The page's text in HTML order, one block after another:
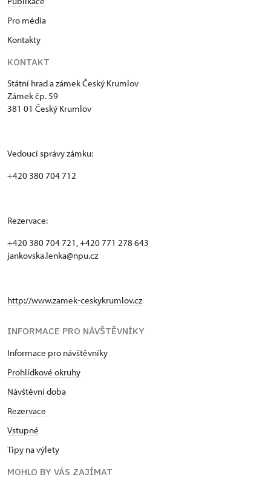
Pro média
Kontakty
KONTAKT
Státní hrad a zámek Český Krumlov
Zámek čp. 59
381 01 Český Krumlov
Vedoucí správy zámku:
+420 380 704 712
Rezervace:
+420 380 704 721, +420 771 278 643
jankovska.lenka@npu.cz
http://www.zamek-ceskykrumlov.cz
INFORMACE PRO NÁVŠTĚVNÍKY
Informace pro návštěvníky
Prohlídkové okruhy
Návštěvní doba
Rezervace
Vstupné
Tipy na výlety
MOHLO BY VÁS ZAJÍMAT